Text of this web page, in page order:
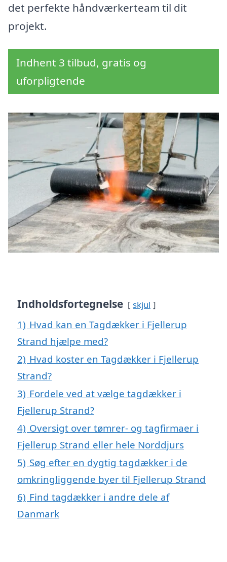
det perfekte håndværkerteam til dit
projekt.
Indhent 3 tilbud, gratis og
uforpligtende
Indholdsfortegnelse skjul
1) Hvad kan en Tagdækker i Fjellerup
Strand hjælpe med?
2) Hvad koster en Tagdækker i Fjellerup
Strand?
3) Fordele ved at vælge tagdækker i
Fjellerup Strand?
4) Oversigt over tømrer- og tagfirmaer i
Fjellerup Strand eller hele Norddjurs
5) Søg efter en dygtig tagdækker i de
omkringliggende byer til Fjellerup Strand
6) Find tagdækker i andre dele af
Danmark